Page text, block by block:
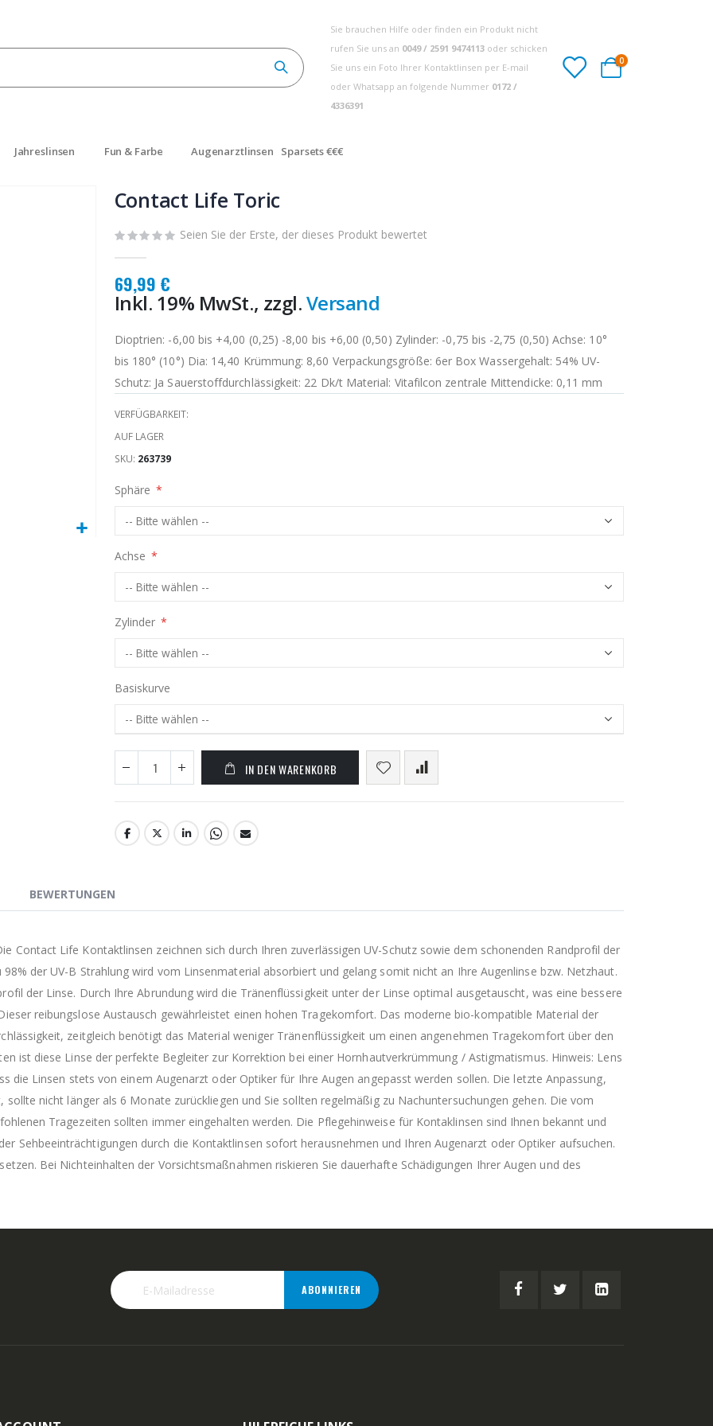
Sie brauchen Hilfe oder finden ein Produkt nicht
rufen Sie uns an 0049 / 2591 9474113 oder schicken
Sie uns ein Foto Ihrer Kontaktlinsen per E-mail
oder Whatsapp an folgende Nummer 0172 /
4336391
Cart
0Artikel
Jahreslinsen Fun & Farbe Augenarztlinsen Sparsets €€€
Contact Life Toric
Seien Sie der Erste, der dieses Produkt bewertet
69,99 €
Inkl. 19% MwSt., zzgl.Versand
Dioptrien: -6,00 bis +4,00 (0,25) -8,00 bis +6,00 (0,50) Zylinder: -0,75 bis -2,75 (0,50) Achse: 10°
bis 180° (10°) Dia: 14,40 Krümmung: 8,60 Verpackungsgröße: 6er Box Wassergehalt: 54% UV-
Schutz: Ja Sauerstoffdurchlässigkeit: 22 Dk/t Material: Vitafilcon zentrale Mittendicke: 0,11 mm
VERFÜGBARKEIT:
AUF LAGER
SKU 263739
Sphäre
Achse
Zylinder
Basiskurve
IN DEN WARENKORB
Contact Life Kontaktlinsen zeichnen sich durch Ihren zuverlässigen UV-Schutz sowie dem schonenden Randprofil der
98% der UV-B Strahlung wird vom Linsenmaterial absorbiert und gelang somit nicht an Ihre Augenlinse bzw. Netzhaut.
der Linse. Durch Ihre Abrundung wird die Tränenflüssigkeit unter der Linse optimal ausgetauscht, was eine bessere
reibungslose Austausch gewährleistet einen hohen Tragekomfort. Das moderne bio-kompatible Material der
zeitgleich benötigt das Material weniger Tränenflüssigkeit um einen angenehmen Tragekomfort über den
ist diese Linse der perfekte Begleiter zur Korrektion bei einer Hornhautverkrümmung / Astigmatismus. Hinweis: Lens
die Linsen stets von einem Augenarzt oder Optiker für Ihre Augen angepasst werden sollen. Die letzte Anpassung,
nicht länger als 6 Monate zurückliegen und Sie sollten regelmäßig zu Nachuntersuchungen gehen. Die vom
Tragezeiten sollten immer eingehalten werden. Die Pflegehinweise für Kontaklinsen sind Ihnen bekannt und
Sehbeeinträchtigungen durch die Kontaktlinsen sofort herausnehmen und Ihren Augenarzt oder Optiker aufsuchen.
Bei Nichteinhalten der Vorsichtsmaßnahmen riskieren Sie dauerhafte Schädigungen Ihrer Augen und des
BEWERTUNGEN
ABONNIEREN